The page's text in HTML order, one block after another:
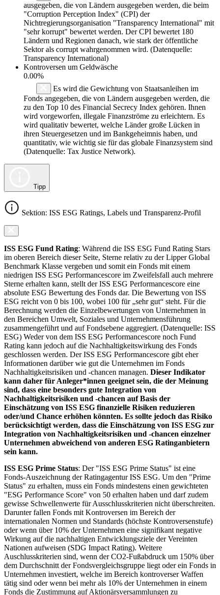
ausgegeben, die von Ländern ausgegeben werden, die beim
"Corruption Perception Index" (CPI) der
Nichtregierungsorganisation "Transparency International" mit
"sehr korrupt" bewertet werden. Der CPI bewertet 180
Ländern und Regionen danach, wie stark der öffentliche
Sektor als corrupt wahrgenommen wird. (Datenquelle:
Transparency International)
Kontroversen um Geldwäsche
0.00%
Es wird die Gewichtung von Staatsanleihen im
Fonds angegeben, die von Ländern ausgegeben werden, die
zu den Top 10 des Financial Secrecy Index gehören. Ihnen
wird vorgeworfen, illegale Finanzströme zu erleichtern. Es
wird qualitativ bewertet, welche Länder große Lücken in
ihren Steuergesetzen und im Bankgeheimnis haben, und
quantitativ, wie wichtig sie für das globale Finanzsystem sind
(Datenquelle: Tax Justice Network).
Tipp
Sektion: ISS ESG Ratings, Labels und Transparenz-Profil
ISS ESG Fund Rating: Während die ISS ESG Fund Rating Stars
im oberen Bereich dieser Seite, Sterne relativ zu der Lipper Global
Benchmark Klasse vergeben und somit ein Fonds mit einem
niedrigen ISS ESG Performancescore im Zweifelsfall auch mehrere
Sterne erhalten kann, stellt der ISS ESG Performancescore eine
absolute ESG Bewertung des Fonds dar. Die Bewertung von ISS
ESG reicht von 0 bis 100, wobei 100 für „sehr gut“ steht. Für die
Berechnung werden die Einzelbewertungen von Unternehmen in
den Bereichen Umwelt, Soziales und Unternehmensführung
zusammengeführt und auf Fondsebene aggregiert. (Datenquelle: ISS
ESG) Weder von dem ISS ESG Performancescore noch Fund
Rating kann jedoch auf die Nachhaltigkeitswirkung des Fonds
geschlossen werden. Der ISS ESG Performancescore gibt eher
Informationen darüber wie gut die Unternehmen im Fonds
Nachhaltigkeitsrisiken und -chancen managen. Dieser Indikator
kann daher für Anleger*innen geeignet sein, die der Meinung
sind, dass eine besonders gute Integration von
Nachhaltigkeitsrisiken und -chancen auf Basis der
Einschätzung von ISS ESG finanzielle Risiken reduzieren
oder/und Chance erhöhen könnten. Es sollte jedoch das Risiko
berücksichtigt werden, dass die Einschätzung von ISS ESG zur
Integration von Nachhaltigkeitsrisiken und -chancen einzelner
Unternehmen abweichend von anderen ESG Ratinganbietern
sein kann.
ISS ESG Prime Status: Der "ISS ESG Prime Status" ist eine
Fonds-Auszeichnung der Ratingagentur ISS ESG. Um den "Prime
Status" zu erhalten, muss ein Fonds mindestens einen gewichteten
"ESG Performance Score" von 50 erhalten haben und darf zudem
gewisse Schwellenwerte für Ausschlusskriterien nicht überschreiten.
Darunter fallen Fonds mit Kontroversen im Bereich der
internationalen Normen und Standards (höchste Kontroversenstufe)
oder wenn über 10% der Unternehmen eine signifikant negative
Wirkung auf die nachhaltigen Entwicklungsziele der Vereinten
Nationen aufweisen (SDG Impact Rating). Weitere
Auschlusskriterien sind, wenn der CO2-Fußabdruck um 150% über
dem Durchschnitt der Fondsvergleichsgruppe liegt oder ein Fonds in
Unternehmen investiert, welche im Bereich kontroverser Waffen
tätig sind oder wenn bei mehr als 10% der Unternehmen in einem
Fonds die Zustimmung auf Aktionärsversammlungen zu